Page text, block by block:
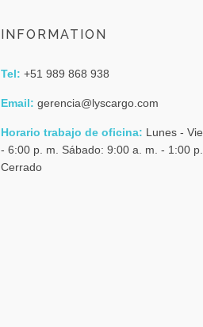
INFORMATION
Tel: +51 989 868 938
Email: gerencia@lyscargo.com
Horario trabajo de oficina: Lunes -
- 6:00 p. m. Sábado: 9:00 a. m. - 1:00
Cerrado